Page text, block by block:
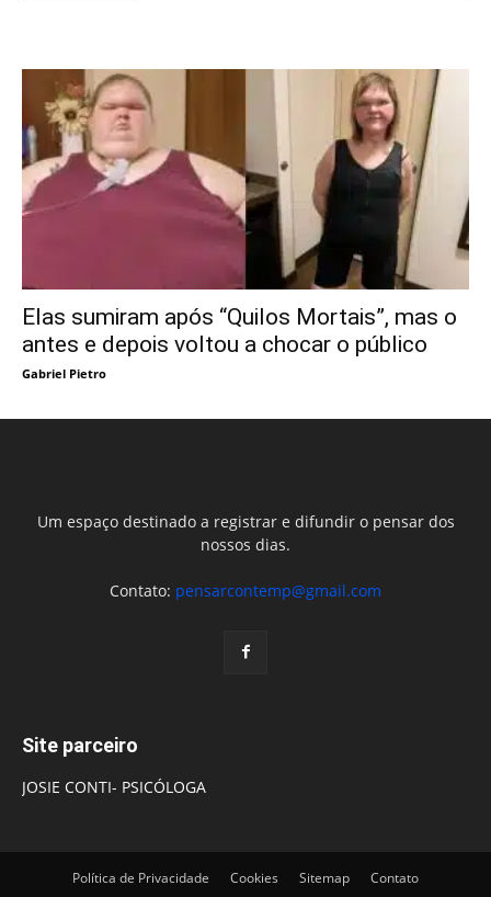
Elas sumiram após “Quilos Mortais”, mas o
antes e depois voltou a chocar o público
Gabriel Pietro
Um espaço destinado a registrar e difundir o pensar dos
nossos dias.
Contato: pensarcontemp@gmail.com
Site parceiro
JOSIE CONTI- PSICÓLOGA
Política de Privacidade Cookies Sitemap Contato